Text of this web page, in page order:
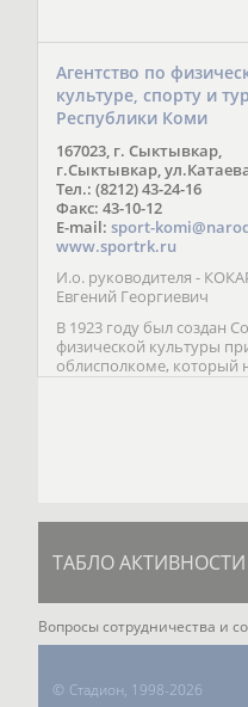
Агентство по
культуре, спорту и
Республики Коми
167023, г. Сыктывкар,
г.Сыктывкар,
Тел.: (8212) 43-24-16
Факс: 43-10-12
E-mail: sport-
www.sportrk.ru
И.о. руководителя -
Евгений Георгиевич
В 1923 году был создан
физической культуры
облисполкоме, который
раз реорганизовывался;
ТАБЛО АКТИВНОСТИ
Вопросы сотрудничества и
© Стадион, 1998-2026